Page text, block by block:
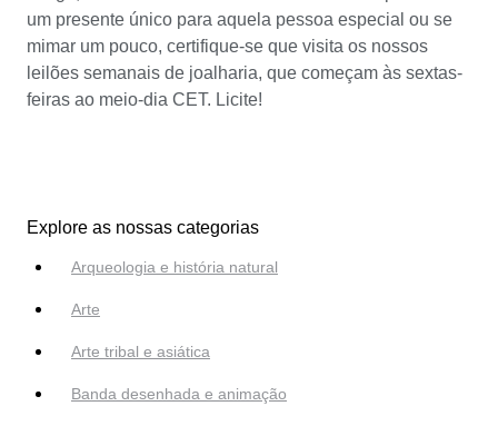
um presente único para aquela pessoa especial ou se
mimar um pouco, certifique-se que visita os nossos
leilões semanais de joalharia, que começam às sextas-
feiras ao meio-dia CET. Licite!
Explore as nossas categorias
Arqueologia e história natural
Arte
Arte tribal e asiática
Banda desenhada e animação